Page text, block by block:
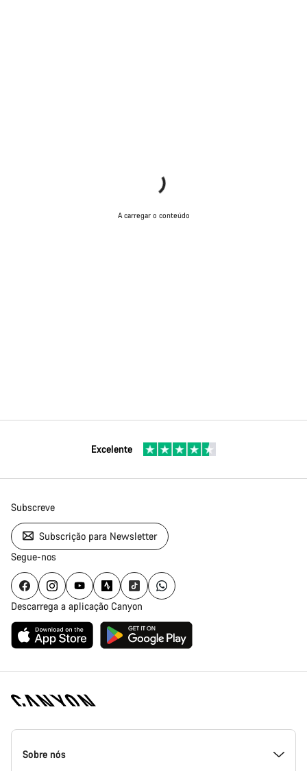
A carregar o conteúdo
Excelente
Subscreve
Subscrição para Newsletter
Segue-nos
Descarrega a aplicação Canyon
Rodapé
Sobre nós